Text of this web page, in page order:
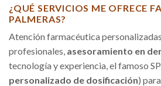
¿QUÉ SERVICIOS ME OFRECE
PALMERAS?
Atención farmacéutica
profesionales, asesoramiento en
tecnología y experiencia, el famoso
personalizado de dosificación)